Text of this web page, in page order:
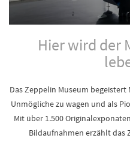
Hier wird der
Das Zeppelin Museum begeistert
Unmögliche zu wagen und als
Mit über 1.500
Bildaufnahmen erzählt das